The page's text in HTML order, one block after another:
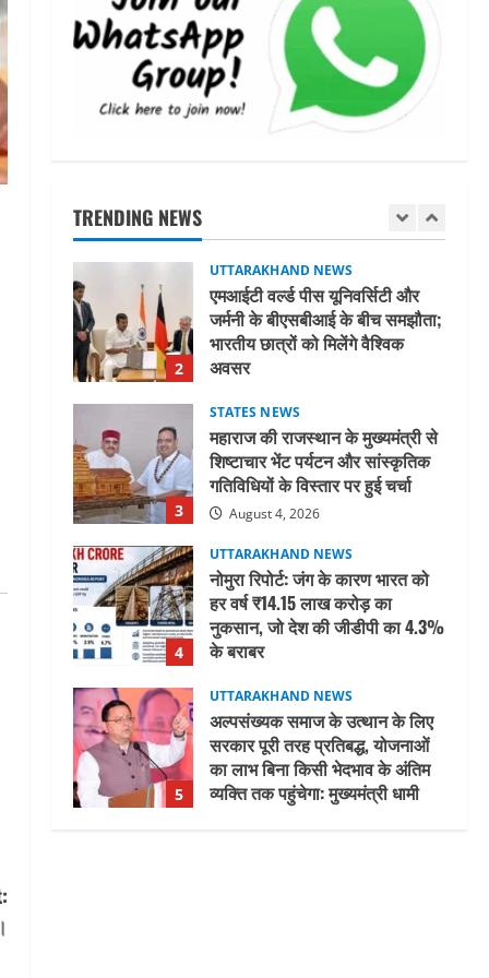
TRENDING NEWS
5
अल्पसंख्यक समाज के उत्थान के लिए
सरकार पूरी तरह प्रतिबद्ध, योजनाओं
का लाभ बिना किसी भेदभाव के अंतिम
व्यक्ति तक पहुंचेगा: मुख्यमंत्री धामी
August 2, 2026
1
UTTARAKHAND NEWS
2
UTTARAKHAND NEWS
एमआईटी वर्ल्ड पीस यूनिवर्सिटी और
जर्मनी के बीएसबीआई के बीच समझौता;
भारतीय छात्रों को मिलेंगे वैश्विक
अवसर
3
STATES NEWS
महाराज की राजस्थान के मुख्यमंत्री से
शिष्टाचार भेंट पर्यटन और सांस्कृतिक
गतिविधियों के विस्तार पर हुई चर्चा
August 4, 2026
4
UTTARAKHAND NEWS
नोमुरा रिपोर्ट: जंग के कारण भारत को
हर वर्ष ₹14.15 लाख करोड़ का
नुकसान, जो देश की जीडीपी का 4.3%
के बराबर
5
UTTARAKHAND NEWS
अल्पसंख्यक समाज के उत्थान के लिए
सरकार पूरी तरह प्रतिबद्ध, योजनाओं
का लाभ बिना किसी भेदभाव के अंतिम
व्यक्ति तक पहुंचेगा: मुख्यमंत्री धामी